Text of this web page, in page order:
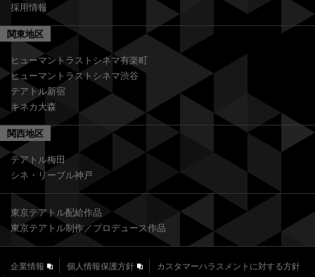
採用情報
関東地区
ヒューマントラストシネマ有楽町
ヒューマントラストシネマ渋谷
テアトル新宿
キネカ大森
関西地区
テアトル梅田
シネ・リーブル神戸
東京テアトル配給作品
東京テアトル制作／プロデュース作品
企業情報 個人情報保護方針 カスタマーハラスメントに対する方針